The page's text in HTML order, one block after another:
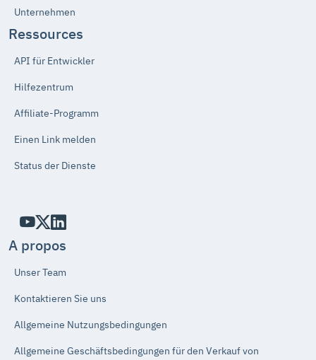
Unternehmen
Ressources
API für Entwickler
Hilfezentrum
Affiliate-Programm
Einen Link melden
Status der Dienste
A propos
Unser Team
Kontaktieren Sie uns
Allgemeine Nutzungsbedingungen
Allgemeine Geschäftsbedingungen für den Verkauf von